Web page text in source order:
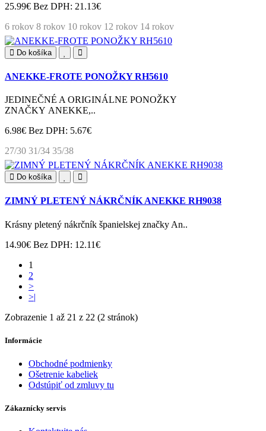
25.99€ Bez DPH: 21.13€
6 rokov 8 rokov 10 rokov 12 rokov 14 rokov
Do košíka
ANEKKE-FROTE PONOŽKY RH5610
JEDINEČNÉ A ORIGINÁLNE PONOŽKY
ZNAČKY ANEKKE,..
6.98€ Bez DPH: 5.67€
27/30 31/34 35/38
Do košíka
ZIMNÝ PLETENÝ NÁKRČNÍK ANEKKE RH9038
Krásny pletený nákrčník španielskej značky An..
14.90€ Bez DPH: 12.11€
1
2
>
>|
Zobrazenie 1 až 21 z 22 (2 stránok)
Informácie
Obchodné podmienky
Ošetrenie kabeliek
Odstúpiť od zmluvy tu
Zákaznícky servis